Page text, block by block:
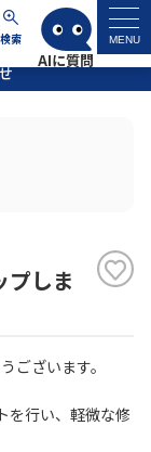
検索 MENU
しま
ございます。
を行い、軽微な修